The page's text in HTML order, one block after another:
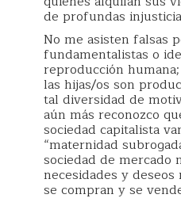
de profundas
No me asisten falsas
fundamentalistas o
reproducción
las hijas/os son
tal diversidad de
aún más reconozco
sociedad capitalista
“maternidad
sociedad de mercado
necesidades y
se compran y se